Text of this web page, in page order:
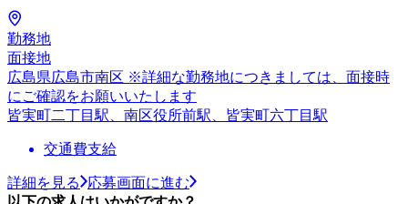
勤務地
面接地
広島県広島市南区 ※詳細な勤務地につきましては、面接時
にご確認をお願いいたします
皆実町二丁目駅、南区役所前駅、皆実町六丁目駅
交通費支給
詳細を見る
応募画面に進む